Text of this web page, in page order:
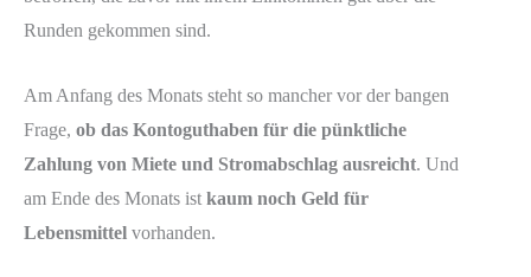
Runden gekommen sind.
Am Anfang des Monats steht so mancher vor der bangen
Frage, ob das Kontoguthaben für die pünktliche
Zahlung von Miete und Stromabschlag ausreicht. Und
am Ende des Monats ist kaum noch Geld für
Lebensmittel vorhanden.